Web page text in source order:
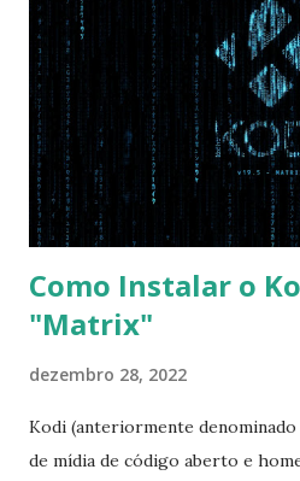
Disabled OS Mode Selection ->
opção garante boot com Win e
Order USB HDD: SATA CD:
vai garantir que ele tente
pelo CD e por último no HD.
as necessá...
Como Instalar o
"Matrix"
dezembro 28, 2022
Kodi (anteriormente denominado
de mídia de código aberto e